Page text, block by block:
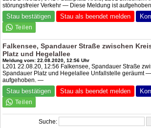
störungsfreier Verkehr — Diese Meldung ist
Stau bestätigen Stau als beendet melden
Falkensee, Spandauer Straße zwischen
Platz und Hegelallee
Meldung vom: 22.08.2020, 12:56 Uhr
L201 22.08.20, 12:56 Falkensee, Spandauer Straße
Spandauer Platz und Hegelallee Unfallstelle geräumt
aufgehoben. —
Stau bestätigen Stau als beendet melden
Suche: